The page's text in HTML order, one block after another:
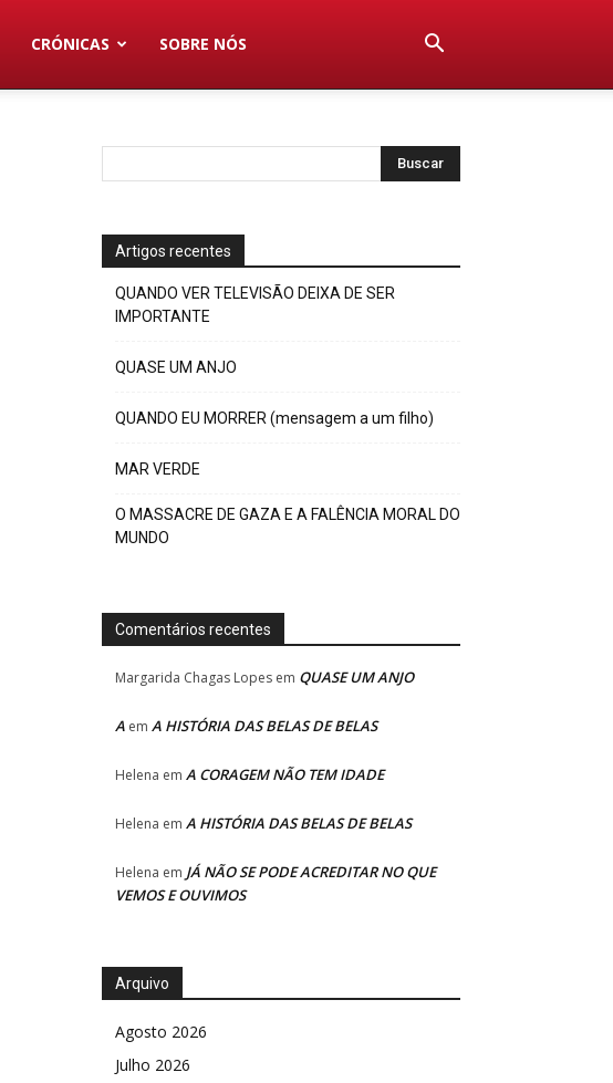
CRÓNICAS SOBRE NÓS
Artigos recentes
QUANDO VER TELEVISÃO DEIXA DE SER
IMPORTANTE
QUASE UM ANJO
QUANDO EU MORRER (mensagem a um filho)
MAR VERDE
O MASSACRE DE GAZA E A FALÊNCIA MORAL DO
MUNDO
Comentários recentes
Margarida Chagas Lopes em QUASE UM ANJO
A em A HISTÓRIA DAS BELAS DE BELAS
Helena em A CORAGEM NÃO TEM IDADE
Helena em A HISTÓRIA DAS BELAS DE BELAS
Helena em JÁ NÃO SE PODE ACREDITAR NO QUE
VEMOS E OUVIMOS
Arquivo
Agosto 2026
Julho 2026